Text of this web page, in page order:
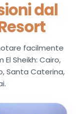
dal
facilmente
Sheikh: Cairo,
Santa Caterina,